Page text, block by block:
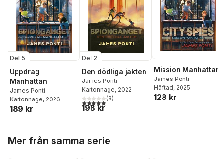
Del 5
Uppdrag
Manhattan
James Ponti
Kartonnage, 2026
189 kr
Del 2
Den dödliga jakten
James Ponti
Kartonnage, 2022
5,0utav 5 stjärnor. Totalt antal röster:
(3)
198 kr
Mission
James Ponti
Häftad, 2025
128 kr
Mer från samma serie